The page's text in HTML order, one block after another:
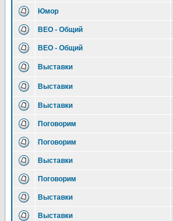
Юмор
ВЕО - Общий
ВЕО - Общий
Выставки
Выставки
Выставки
Поговорим
Поговорим
Выставки
Поговорим
Выставки
Выставки